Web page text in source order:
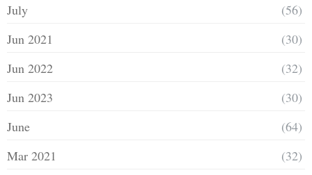
July
(56)
Jun 2021
(30)
Jun 2022
(32)
Jun 2023
(30)
June
(64)
Mar 2021
(32)